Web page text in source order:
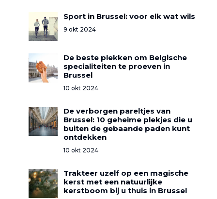
Sport in Brussel: voor elk wat wils
9 okt 2024
De beste plekken om Belgische
specialiteiten te proeven in
Brussel
10 okt 2024
De verborgen pareltjes van
Brussel: 10 geheime plekjes die u
buiten de gebaande paden kunt
ontdekken
10 okt 2024
Trakteer uzelf op een magische
kerst met een natuurlijke
kerstboom bij u thuis in Brussel